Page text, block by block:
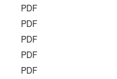
PDF
PDF
PDF
PDF
PDF